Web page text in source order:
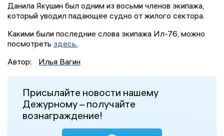
Данила Якушин был одним из восьми членов экипажа,
который уводил падающее судно от жилого сектора.
Какими были последние слова экипажа Ил-76, можно
посмотреть здесь.
Автор:
Илья Вагин
Присылайте новости нашему
Дежурному – получайте
вознаграждение!